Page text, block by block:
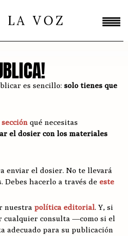
LA VOZ
es sencillo:solo tienes que
qué necesitas
el dosier con los materiales
enviar el dosier. No te llevará
Debes hacerlo a través deeste
nuestrapolítica editorial. Y, si
cualquier consulta —como si el
adecuado para su publicación